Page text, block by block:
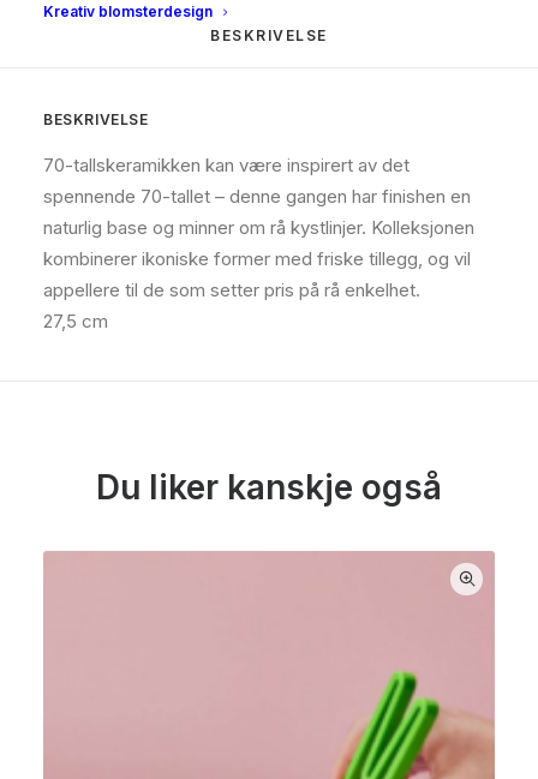
Kreativ blomsterdesign
BESKRIVELSE
BESKRIVELSE
70-tallskeramikken kan være inspirert av det
spennende 70-tallet – denne gangen har finishen en
naturlig base og minner om rå kystlinjer. Kolleksjonen
kombinerer ikoniske former med friske tillegg, og vil
appellere til de som setter pris på rå enkelhet.
27,5 cm
Du liker kanskje også